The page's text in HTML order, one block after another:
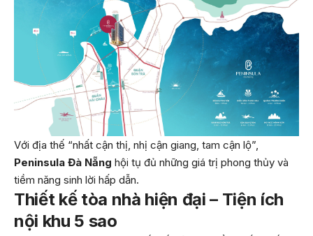
Với địa thế “nhất cận thị, nhị cận giang, tam cận lộ”,
Peninsula Đà Nẵng hội tụ đủ những giá trị phong thủy và
tiềm năng sinh lời hấp dẫn.
Thiết kế tòa nhà hiện đại – Tiện ích
nội khu 5 sao